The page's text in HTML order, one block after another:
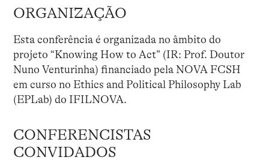
ORGANIZAÇÃO
Esta conferência é organizada no âmbito do
projeto “Knowing How to Act” (IR: Prof. Doutor
Nuno Venturinha) financiado pela NOVA FCSH
em curso no Ethics and Political Philosophy Lab
(EPLab) do IFILNOVA.
CONFERENCISTAS
CONVIDADOS